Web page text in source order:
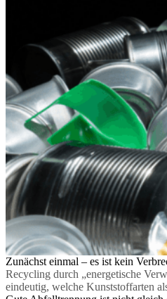
Zunächst einmal – es ist kein
Recycling durch „energetische
eindeutig, welche Kunststoffarten